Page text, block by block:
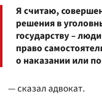
Я считаю,
решения в
государству –
право
о наказании или
— сказал адвокат.